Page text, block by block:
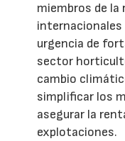
miembros de la
internacionales
urgencia de
sector
cambio
simplificar los
asegurar la
explotaciones.